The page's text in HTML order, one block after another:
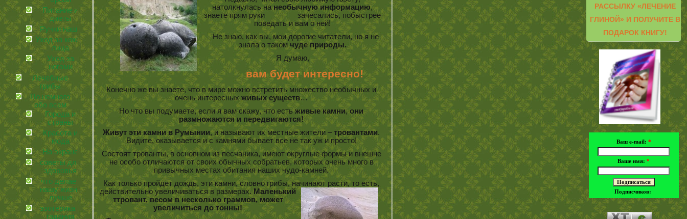
Питание и
диеты
Ручки наши
Уход за кожей
лица
Уход за
ногами
Лечебные
грибы
По немного
обо всем
Города и
страны
Красота и
мода
На экране
советы для
здоровья
что делает
нашу жизнь
лучше
эзотерика и
гадания
натолкнулась нанеобычную информацию,
знаете прям руки зачесались, побыстрее
поведать и вам о ней!
Не знаю, как вы, мои дорогие читатели, но я не
знала о таком чуде природы.
Я думаю,
вам будет интересно!
Конечно же вы знаете, что в мире можно встретить множество необычных и
очень интересныхживых существ…
Но что вы подумаете, если я вам скажу, что естьживые камни,они
размножаются и передвигаются!
Живут эти камни в Румынии, и называют их местные жители –тровантами.
Видите, оказывается и с камнями бывает все не так уж и просто!
Состоят трованты, в основном из песчаника, имеют округлые формы и внешне
не особо отличаются от своих обычных собратьев, которых очень много в
привычных местах обитания наших чудо-камней.
Как только пройдет дождь, эти камни, словно грибы, начинают расти, то есть,
действительно увеличиваться в размерах. Маленький
ттровант, весом в несколько граммов, может
увеличиться до тонны!
РАССЫЛКУ «ЛЕЧЕНИЕ
ГЛИНОЙ» И ПОЛУЧИТЕ В
ПОДАРОК КНИГУ!
Ваш e-mail: *
Ваше имя: *
Подписчиков: